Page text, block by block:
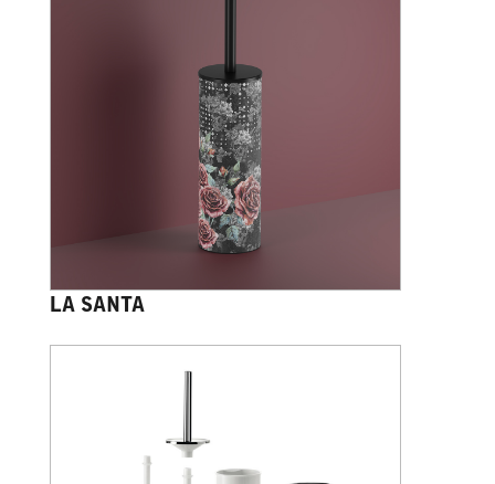
LA SANTA